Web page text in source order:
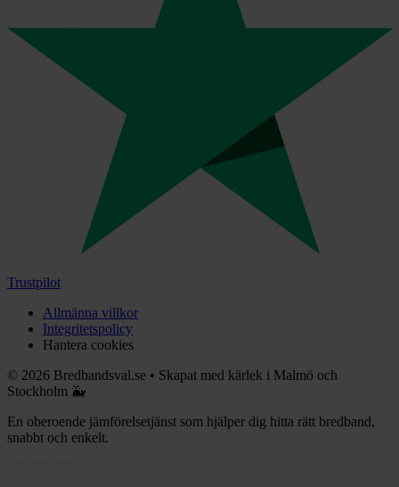
Trustpilot
Allmänna villkor
Integritetspolicy
Hantera cookies
© 2026 Bredbandsval.se • Skapat med kärlek i Malmö och
Stockholm 🐳
En oberoende jämförelsetjänst som hjälper dig hitta rätt bredband,
snabbt och enkelt.